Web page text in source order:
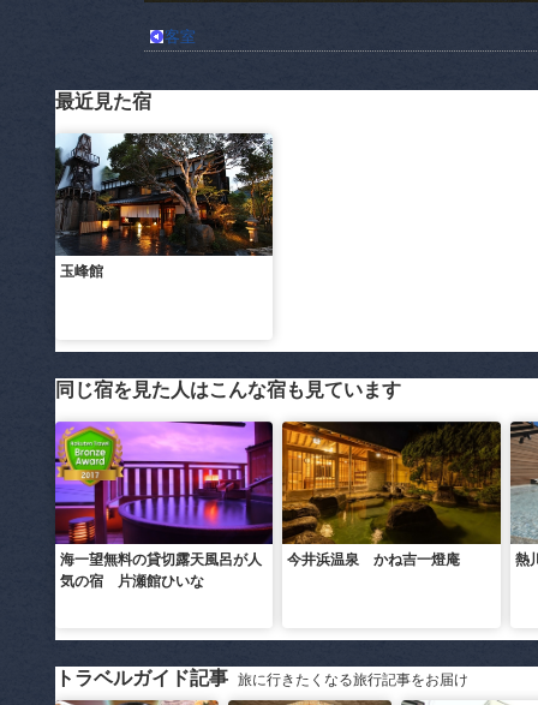
客室
最近見た宿
玉峰館
同じ宿を見た人はこんな宿も見ています
海一望無料の貸切露天風呂が人
気の宿 片瀬館ひいな
今井浜温泉 かね吉一燈庵 熱
トラベルガイド記事 旅に行きたくなる旅行記事をお届け